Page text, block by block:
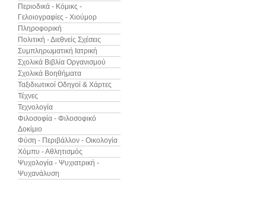
Περιοδικά - Κόμικς -
Γελοιογραφίες - Χιούμορ
Πληροφορική
Πολιτική - Διεθνείς Σχέσεις
Συμπληρωματική Ιατρική
Σχολικά Βιβλία Οργανισμού
Σχολικά Βοηθήματα
Ταξιδιωτικοί Οδηγοί & Χάρτες
Τέχνες
Τεχνολογία
Φιλοσοφία - Φιλοσοφικό
Δοκίμιο
Φύση - Περιβάλλον - Οικολογία
Χόμπυ - Αθλητισμός
Ψυχολογία - Ψυχιατρική -
Ψυχανάλυση